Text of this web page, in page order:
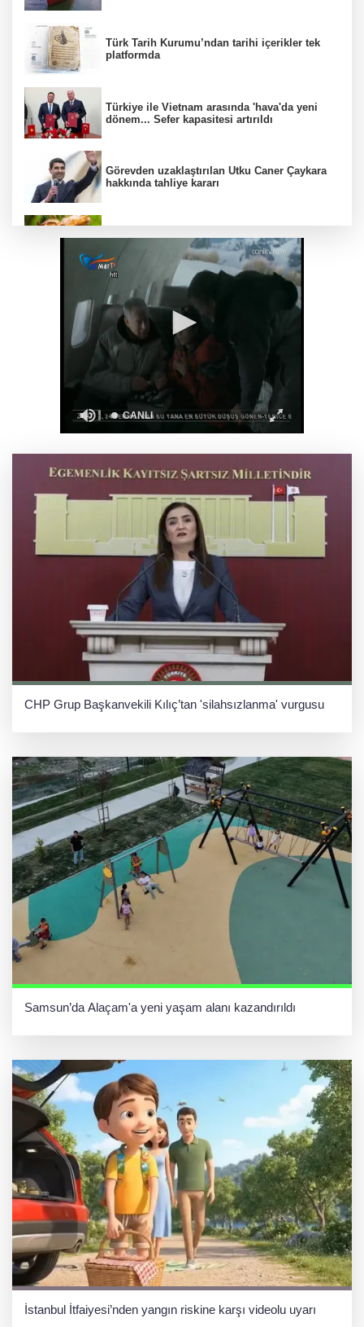
Türk Tarih Kurumu’ndan tarihi içerikler tek
platformda
Türkiye ile Vietnam arasında 'hava'da yeni
dönem... Sefer kapasitesi artırıldı
Görevden uzaklaştırılan Utku Caner Çaykara
hakkında tahliye kararı
Ağustos'ta başlıyor
6 yıl önceki kaçak avın failleri tespit edildi! 5
yaban keçisi için ceza uygulandı
Carettalar yeni sezona hırslı başladı
Balıkesir'de Kepsut’a Kent Lokantası ve
CHP Grup Başkanvekili Kılıç’tan 'silahsızlanma' vurgusu
Samsun’da Alaçam'a yeni yaşam alanı kazandırıldı
İstanbul İtfaiyesi’nden yangın riskine karşı videolu uyarı